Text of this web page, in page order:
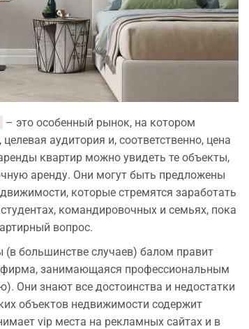
– это особенный рынок, на котором
аудитория и, соответственно, цена
квартир можно увидеть те объекты,
аренду. Они могут быть предложены
которые стремятся заработать
командировочных и семьях, пока
вопрос.
большинстве случаев) балом правит
занимающаяся профессиональным
Они знают все достоинства и недостатки
объектов недвижимости содержит
vip места на рекламных сайтах и в